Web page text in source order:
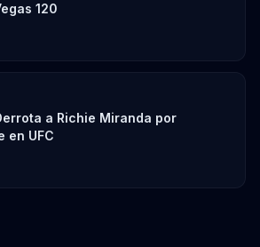
120
a Richie Miranda por
en UFC